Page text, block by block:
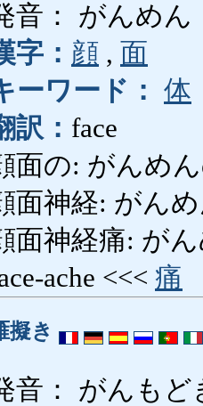
音： がんめん
字： 顔 , 面
ーワード： 体
訳： face
面の: がんめ
面神経: がん
面神経痛: が
ache <<< 痛
擬き
音： がんもど